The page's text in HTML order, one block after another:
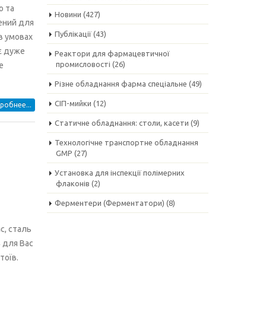
та
для
умовах
дуже
сталь
для Вас
Новини (427)
Публікації(43)
Реактори для фармацевтичної
промисловості (26)
Різне обладнання фарма спеціальне (49)
СІП-мийки (12)
Статичне обладнання: столи, касети (9)
Технологічне транспортне обладнання
GMP (27)
Установка для інспекції полімерних
флаконів (2)
Ферментери (Ферментатори) (8)